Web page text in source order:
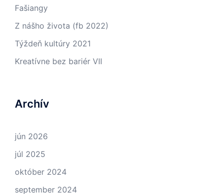
Fašiangy
Z nášho života (fb 2022)
Týždeň kultúry 2021
Kreatívne bez bariér VII
Archív
jún 2026
júl 2025
október 2024
september 2024